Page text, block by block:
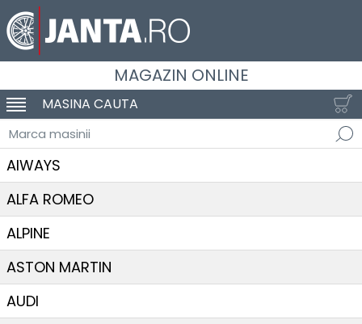
MAGAZIN ONLINE
SCHIMBA NAVIGAREA
MASINA CAUTA
Marca masinii
AIWAYS
ALFA ROMEO
ALPINE
ASTON MARTIN
AUDI